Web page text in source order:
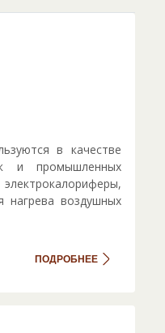
в качестве
и промышленных
нагрева воздушных
ПОДРОБНЕЕ